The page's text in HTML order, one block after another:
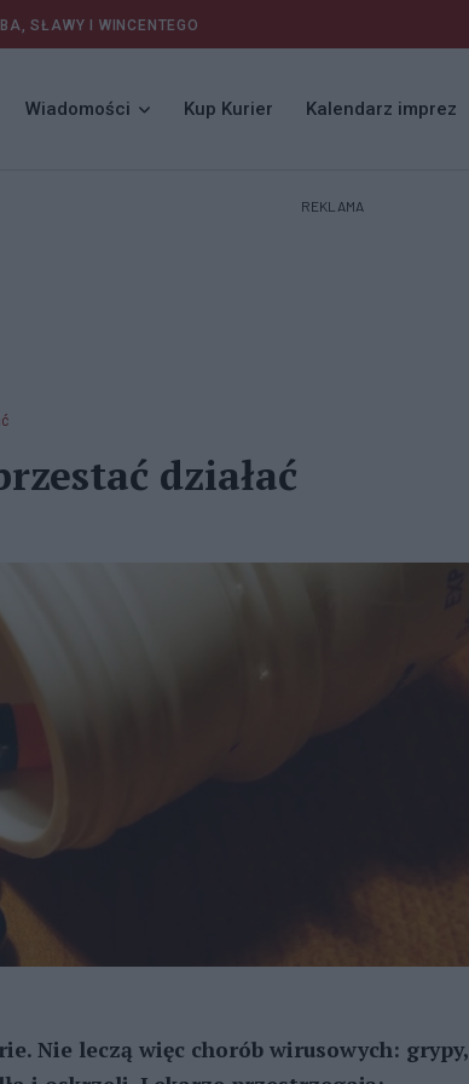
SŁAWY I WINCENTEGO
Wiadomości Kup Kurier Kalendarz imprez
REKLAMA
działać
Nie leczą więc chorób wirusowych: grypy,